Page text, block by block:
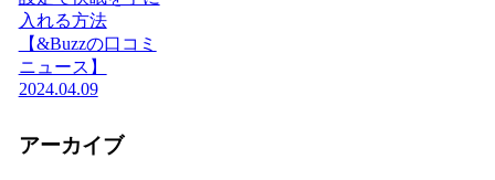
入れる方法
【&Buzzの口コミ
ニュース】
2024.04.09
アーカイブ